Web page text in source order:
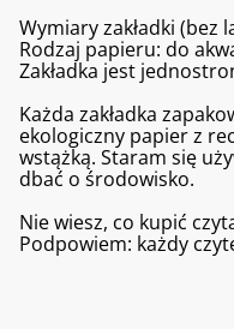
Wymiary zakładki (bez
Rodzaj papieru: do
Zakładka jest
Każda zakładka
ekologiczny papier z
wstążką. Staram się
dbać o środowisko.
Nie wiesz, co kupić
Podpowiem: każdy